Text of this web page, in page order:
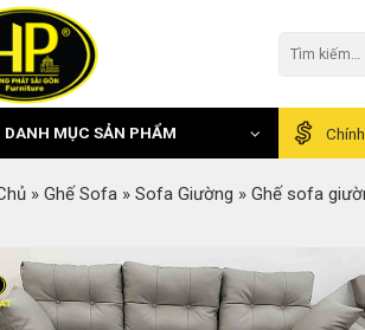
kiếm:
DANH MỤC SẢN PHẨM
» Ghế Sofa » Sofa Giường » Ghế sofa